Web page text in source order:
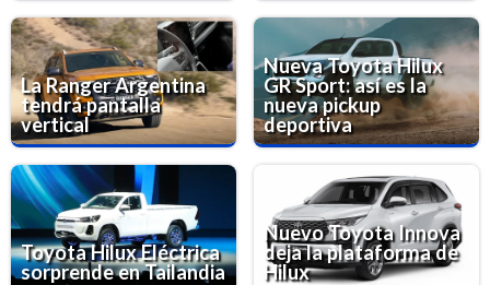
La Ranger Argentina
tendrá pantalla
vertical
Nueva Toyota Hilux
GR Sport: así es la
nueva pickup
deportiva
Toyota Hilux Eléctrica
sorprende en Tailandia
Nuevo Toyota Innova
deja la plataforma de
Hilux